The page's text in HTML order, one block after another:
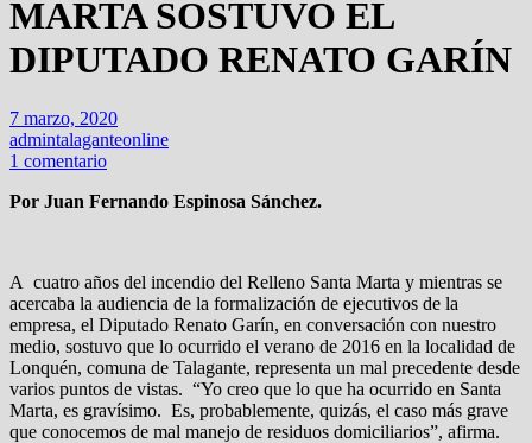
MARTA SOSTUVO EL
DIPUTADO RENATO GARÍN
7 marzo, 2020
admintalaganteonline
1 comentario
Por Juan Fernando Espinosa Sánchez.
A cuatro años del incendio del Relleno Santa Marta y mientras se
acercaba la audiencia de la formalización de ejecutivos de la
empresa, el Diputado Renato Garín, en conversación con nuestro
medio, sostuvo que lo ocurrido el verano de 2016 en la localidad de
Lonquén, comuna de Talagante, representa un mal precedente desde
varios puntos de vistas. “Yo creo que lo que ha ocurrido en Santa
Marta, es gravísimo. Es, probablemente, quizás, el caso más grave
que conocemos de mal manejo de residuos domiciliarios”, afirma.